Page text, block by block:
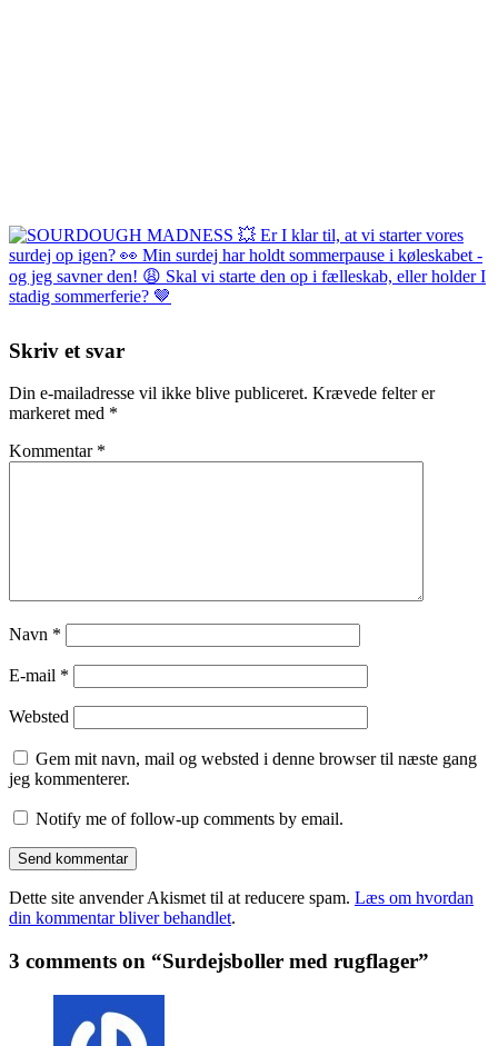
Skriv et svar
Din e-mailadresse vil ikke blive publiceret. Krævede felter er
markeret med *
Kommentar *
Navn *
E-mail *
Websted
Gem mit navn, mail og websted i denne browser til næste gang
jeg kommenterer.
Notify me of follow-up comments by email.
Dette site anvender Akismet til at reducere spam. Læs om hvordan
din kommentar bliver behandlet.
3 comments on “Surdejsboller med rugflager”